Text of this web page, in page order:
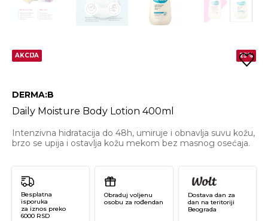
AKCIJA 25%
DERMA:B
Daily Moisture Body Lotion 400ml
Intenzivna hidratacija do 48h, umiruje i obnavlja suvu kožu,
brzo se upija i ostavlja kožu mekom bez masnog osećaja.
Besplatna
isporuka
za iznos preko
6000 RSD
Obraduj voljenu
osobu za rođendan
Dostava dan za
dan na teritoriji
Beograda